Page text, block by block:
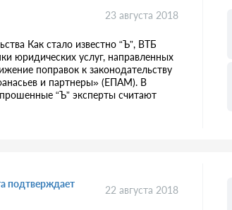
23 августа 2018
Как стало известно “Ъ”, ВТБ
юридических услуг, направленных
поправок к законодательству
и партнеры» (ЕПАМ). В
“Ъ” эксперты считают
подтверждает
22 августа 2018